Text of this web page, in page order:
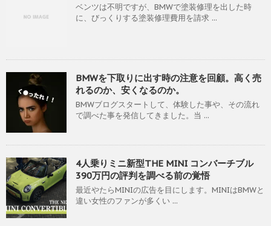
ベンツは不明ですが、BMWで塗装修理を出した時
に、びっくりする塗装修理費用を請求 ...
BMWを下取りに出す時の注意を回顧。高く売
れるのか、安くなるのか。
BMWブログスタートして、体験した事や、その流れ
で調べた事を発信してきました。当 ...
4人乗りミニ新型THE MINI コンバーチブル
390万円の評判を調べる前の覚悟
最近やたらMINIの広告を目にします。MINIはBMWと
違い女性のファンが多くい ...